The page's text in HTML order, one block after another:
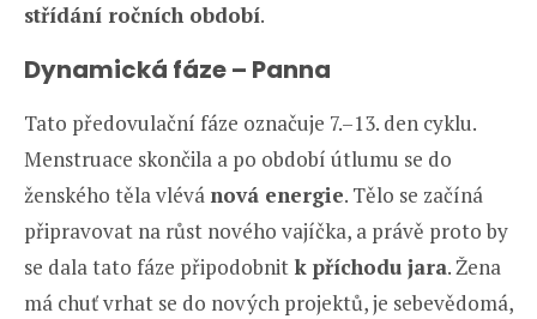
střídání ročních období.
Dynamická fáze – Panna
Tato předovulační fáze označuje 7.–13. den cyklu.
Menstruace skončila a po období útlumu se do
ženského těla vlévá nová energie. Tělo se začíná
připravovat na růst nového vajíčka, a právě proto by
se dala tato fáze připodobnit k příchodu jara. Žena
má chuť vrhat se do nových projektů, je sebevědomá,